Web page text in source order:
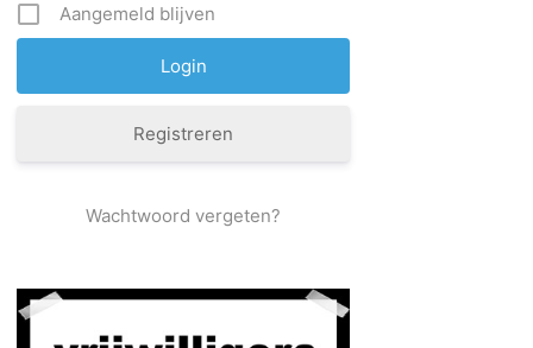
Aangemeld blijven
Registreren
Wachtwoord vergeten?